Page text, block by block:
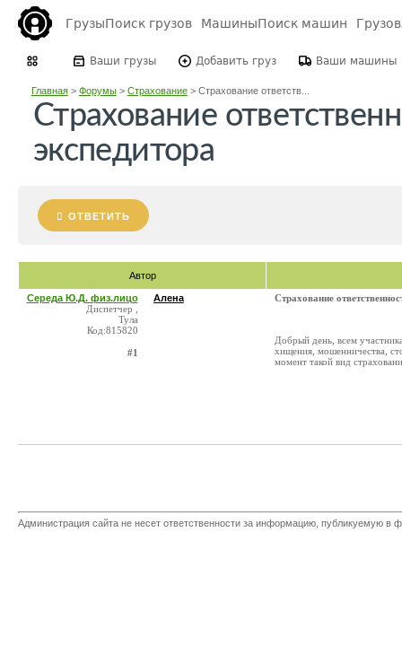
ГрузыПоиск грузов МашиныПоиск машин
Ваши грузы Добавить груз Ваши машины
Главная> Форумы> Страхование> Страхование ответств...
Страхование
экспедитора
ОТВЕТИТЬ
Автор
Середа Ю.Д. физ.лицо
Диспетчер ,
Тула
Код:815820
#1
Алена Страхование
Добрый день, всем
хищения, мошенничества,
момент такой вид
Администрация сайта не несет ответственности за информацию, публикуемую